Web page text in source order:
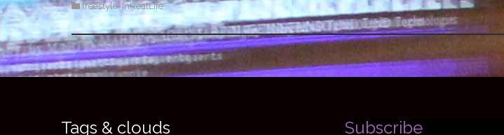
freestyle, InRealLife
Tags & clouds Subscribe